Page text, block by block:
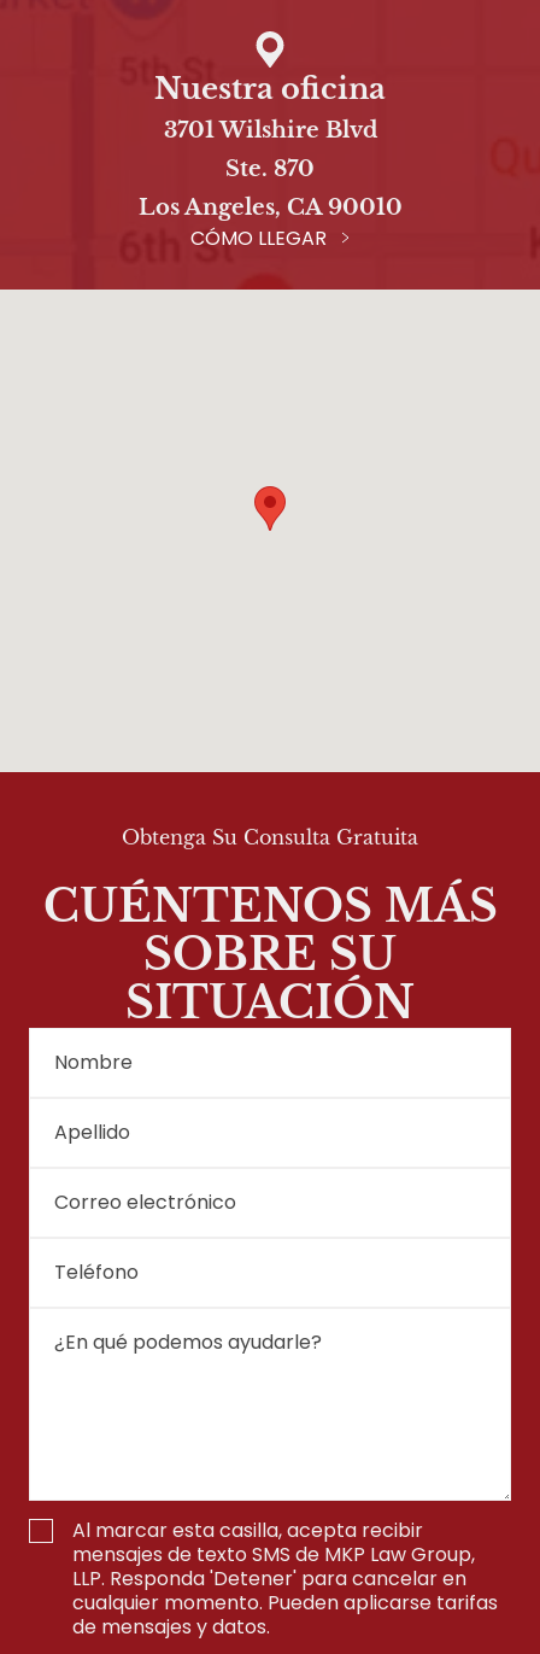
Nuestra oficina
3701 Wilshire Blvd
Ste. 870
Los Angeles, CA 90010
CÓMO LLEGAR
Obtenga Su Consulta Gratuita
CUÉNTENOS MÁS
SOBRE SU
SITUACIÓN
Al marcar esta casilla, acepta recibir
mensajes de texto SMS de MKP Law Group,
LLP. Responda 'Detener' para cancelar en
cualquier momento. Pueden aplicarse tarifas
de mensajes y datos.